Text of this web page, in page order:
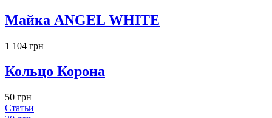
Майка ANGEL WHITE
1 104 грн
Кольцо Корона
50 грн
Статьи